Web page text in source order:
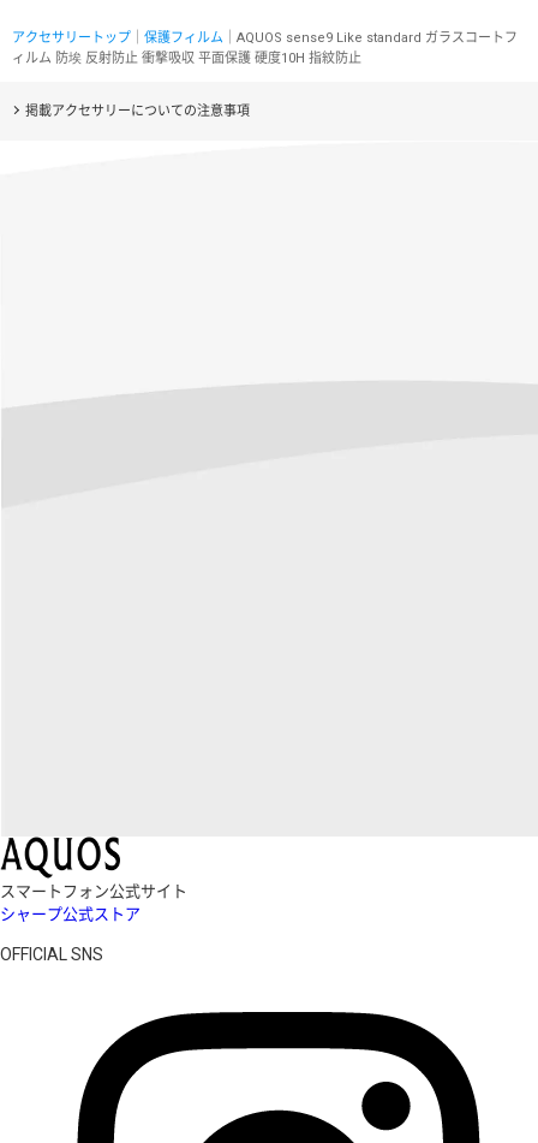
アクセサリートップ 保護フィルム ｜AQUOS sense9 Like standard ガラスコートフ
ィルム 防埃 反射防止 衝撃吸収 平面保護 硬度10H 指紋防止
掲載アクセサリーについての注意事項
スマートフォン公式サイト
シャープ公式ストア
OFFICIAL SNS